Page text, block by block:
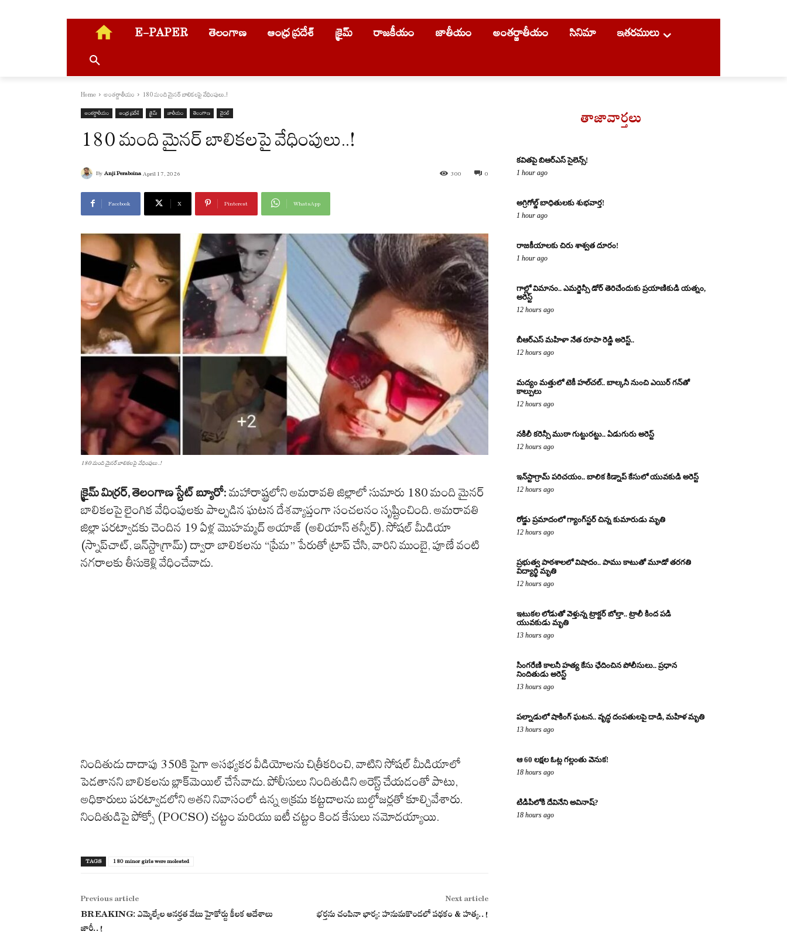
E-PAPER తెలంగాణ ఆంధ్ర ప్రదేశ్ క్రైమ్ రాజకీయం జాతీయం అంతర్జాతీయం సినిమా ఇతరములు
Home అంతర్జాతీయం 180 మంది మైనర్ బాలికలపై వేధింపులు..!
అంతర్జాతీయం ఆంధ్ర ప్రదేశ్ క్రైమ్ జాతీయం తెలంగాణ వైరల్
180 మంది మైనర్ బాలికలపై వేధింపులు..!
By Anji Peraboina April 17, 2026 0
300
Facebook X Pinterest WhatsApp
180 మంది మైనర్ బాలికలపై వేధింపులు..!
క్రైమ్మిర్రర్,తెలంగాణస్టేట్బ్యూరో: మహారాష్ట్రలోని అమరావతి జిల్లాలో సుమారు 180 మంది మైనర్
బాలికలపై లైంగిక వేధింపులకు పాల్పడిన ఘటన దేశవ్యాప్తంగా సంచలనం సృష్టించింది. అమరావతి
జిల్లా పరట్వాడకు చెందిన 19 ఏళ్ల మొహమ్మద్ అయాజ్ (అలియాస్ తన్వీర్). సోషల్ మీడియా
(స్నాప్‌చాట్, ఇన్‌స్టాగ్రామ్) ద్వారా బాలికలను “ప్రేమ” పేరుతో ట్రాప్ చేసి, వారిని ముంబై, పూణే వంటి
నగరాలకు తీసుకెళ్లి వేధించేవాడు.
నిందితుడు దాదాపు 350కి పైగా అసభ్యకర వీడియోలను చిత్రీకరించి, వాటిని సోషల్ మీడియాలో
పెడతానని బాలికలను బ్లాక్‌మెయిల్ చేసేవాడు. పోలీసులు నిందితుడిని అరెస్ట్ చేయడంతో పాటు,
అధికారులు పరట్వాడలోని అతని నివాసంలో ఉన్న అక్రమ కట్టడాలను బుల్డోజర్లతో కూల్చివేశారు.
నిందితుడిపై పోక్సో (POCSO) చట్టం మరియు ఐటీ చట్టం కింద కేసులు నమోదయ్యాయి.
TAGS 180 minor girls were molested
Previous article
BREAKING: ఎమ్మెల్యేల అనర్హత వేటు హైకోర్టు కీలక ఆదేశాలు
జారీ..!
Next article
భర్తను చంపినా భార్య: హనుమకొండలో పథకం & హత్య..!
తాజావార్తలు
కవితపై బిఆర్ఎస్ సైలెన్స్!
1 hour ago
అగ్రిగోల్డ్ బాధితులకు శుభవార్త!
1 hour ago
రాజకీయాలకు చిరు శాశ్వత దూరం!
1 hour ago
గాల్లో విమానం.. ఎమర్జెన్సీ డోర్ తెరిచేందుకు ప్రయాణికుడి యత్నం,
అరెస్ట్
12 hours ago
బీఆర్ఎస్ మహిళా నేత రూపా రెడ్డి అరెస్ట్..
12 hours ago
మద్యం మత్తులో టెకీ హల్‌చల్.. బాల్కనీ నుంచి ఎయిర్ గన్‌తో
కాల్పులు
12 hours ago
నకిలీ కరెన్సీ ముఠా గుట్టురట్టు.. ఏడుగురు అరెస్ట్
12 hours ago
ఇన్‌స్టాగ్రామ్ పరిచయం.. బాలిక కిడ్నాప్ కేసులో యువకుడి అరెస్ట్
12 hours ago
రోడ్డు ప్రమాదంలో గ్యాంగ్‌స్టర్ చిన్న కుమారుడు మృతి
12 hours ago
ప్రభుత్వ పాఠశాలలో విషాదం.. పాము కాటుతో మూడో తరగతి
విద్యార్థి మృతి
12 hours ago
ఇటుకల లోడుతో వెళ్తున్న ట్రాక్టర్ బోల్తా.. ట్రాలీ కింద పడి
యువకుడు మృతి
13 hours ago
సింగరేణి కాలనీ హత్య కేసు ఛేదించిన పోలీసులు.. ప్రధాన
నిందితుడు అరెస్ట్
13 hours ago
పల్నాడులో షాకింగ్ ఘటన.. వృద్ధ దంపతులపై దాడి, మహిళ మృతి
13 hours ago
ఆ 60 లక్షల ఓట్ల గల్లంతు వెనుక!
18 hours ago
టిడిపిలోకి దేవినేని అవినాష్?
18 hours ago